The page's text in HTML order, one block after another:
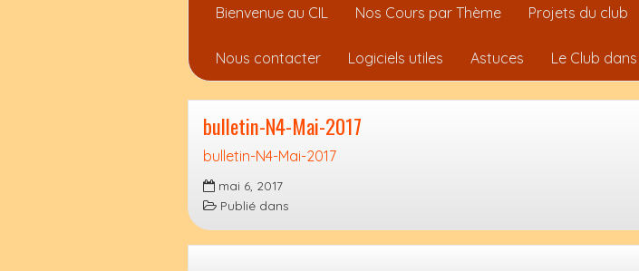
Bienvenue au CIL Nos Cours par Thème Projets du club
Nous contacter Logiciels utiles Astuces Le Club
bulletin-N4-Mai-2017
bulletin-N4-Mai-2017
mai 6, 2017
Publié dans